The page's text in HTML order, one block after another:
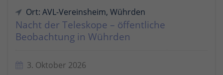
Ort: AVL-Vereinsheim, Wührden
Nacht der Teleskope – öffentliche
Beobachtung in Wührden
3. Oktober 2026